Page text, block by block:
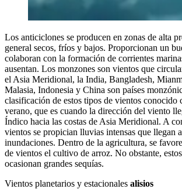
Los anticiclones se producen en zonas de alta
general secos, fríos y bajos. Proporcionan un
colaboran con la formación de corrientes
ausentan. Los monzones son vientos que
el Asia Meridional, la India, Bangladesh,
Malasia, Indonesia y China son países
clasificación de estos tipos de vientos conocido
verano, que es cuando la dirección del viento
Índico hacia las costas de Asia Meridional. A
vientos se propician lluvias intensas que llegan
inundaciones. Dentro de la agricultura, se
de vientos el cultivo de arroz. No obstante,
ocasionan grandes sequías.
Vientos planetarios y estacionales alisios